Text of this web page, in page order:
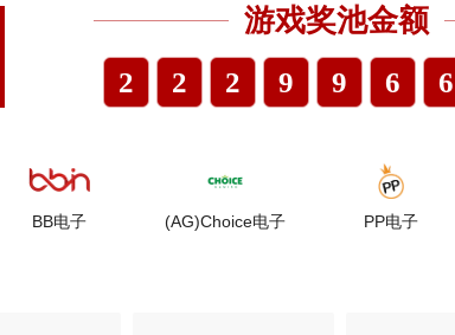
游戏奖池金额
1
2
1
2
5
1
2
4
5
8
9
8
9
5
6
8
9
5
6
电子 (AG)Choice电子 PP电子